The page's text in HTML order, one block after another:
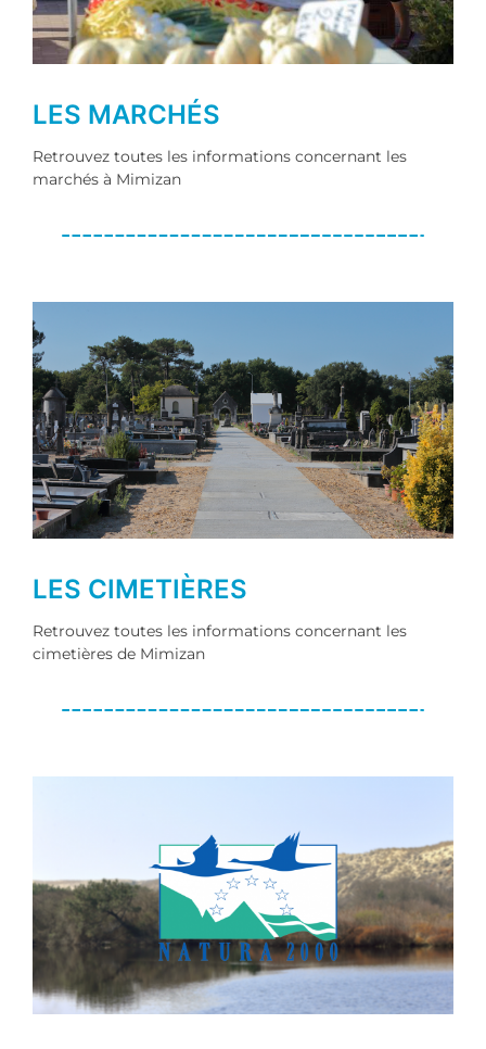
LES MARCHÉS
Retrouvez toutes les informations concernant les
marchés à Mimizan
LES CIMETIÈRES
Retrouvez toutes les informations concernant les
cimetières de Mimizan